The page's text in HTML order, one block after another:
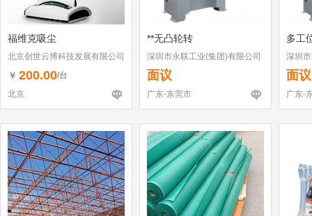
福维克吸尘
北京创世云博科技发展有限公司
￥ 200.00/台
北京
**无凸轮转
深圳市永联工业(集团)有限公司
东莞分公司
面议
广东-东莞市
多工
深圳
东莞
面议
广东-